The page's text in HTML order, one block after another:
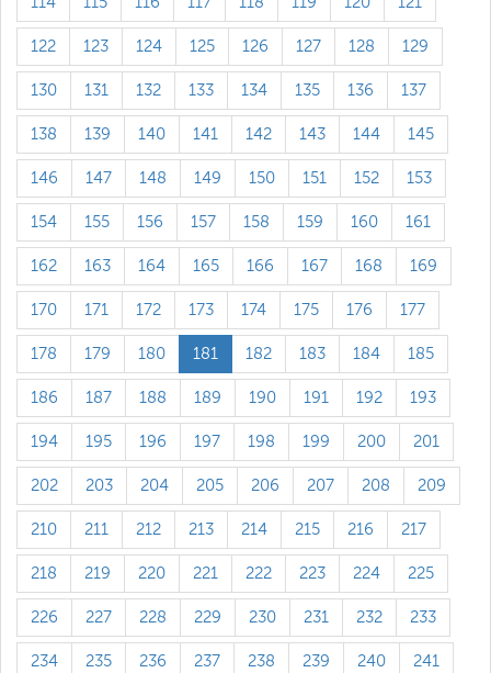
122 123 124 125 126 127 128 129
130 131 132 133 134 135 136 137
138 139 140 141 142 143 144 145
146 147 148 149 150 151 152 153
154 155 156 157 158 159 160 161
162 163 164 165 166 167 168 169
170 171 172 173 174 175 176 177
178 179 180 181 182 183 184 185
186 187 188 189 190 191 192 193
194 195 196 197 198 199 200 201
202 203 204 205 206 207 208 209
210 211 212 213 214 215 216 217
218 219 220 221 222 223 224 225
226 227 228 229 230 231 232 233
234 235 236 237 238 239 240 241